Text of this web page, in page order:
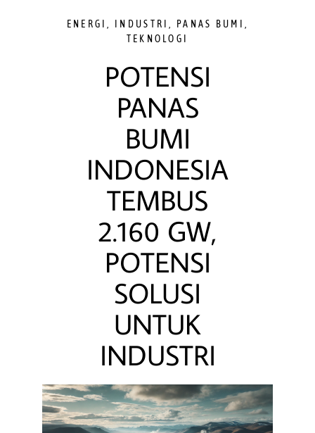
ENERGI INDUSTRI PANAS BUMI
TEKNOLOGI
POTENSI
PANAS
BUMI
INDONESIA
TEMBUS
2.160 GW,
POTENSI
SOLUSI
UNTUK
INDUSTRI